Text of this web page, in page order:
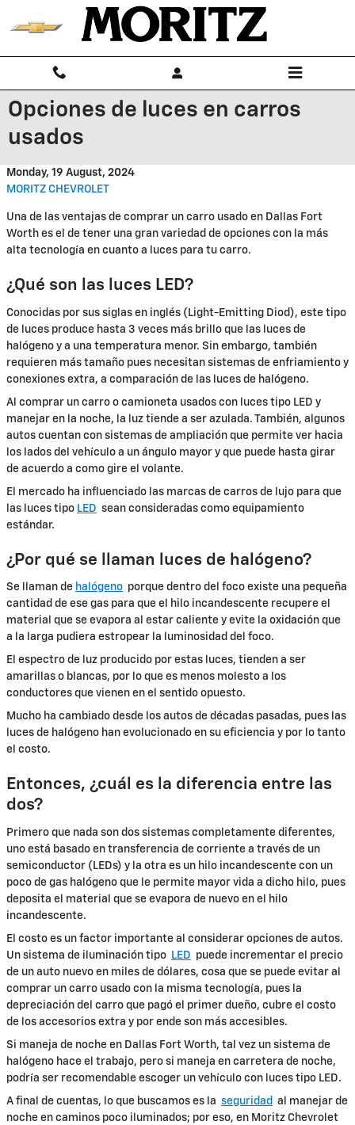
Skip to main content
Opciones de luces en carros
usados
Monday, 19 August, 2024
MORITZ CHEVROLET
Una de las ventajas de comprar un carro usado en Dallas Fort
Worth es el de tener una gran variedad de opciones con la más
alta tecnología en cuanto a luces para tu carro.
¿Qué son las luces LED?
Conocidas por sus siglas en inglés (Light-Emitting Diod), este tipo
de luces produce hasta 3 veces más brillo que las luces de
halógeno y a una temperatura menor. Sin embargo, también
requieren más tamaño pues necesitan sistemas de enfriamiento y
conexiones extra, a comparación de las luces de halógeno.
Al comprar un carro o camioneta usados con luces tipo LED y
manejar en la noche, la luz tiende a ser azulada. También, algunos
autos cuentan con sistemas de ampliación que permite ver hacia
los lados del vehículo a un ángulo mayor y que puede hasta girar
de acuerdo a como gire el volante.
El mercado ha influenciado las marcas de carros de lujo para que
las luces tipo LED sean consideradas como equipamiento
estándar.
¿Por qué se llaman luces de halógeno?
Se llaman de halógeno porque dentro del foco existe una pequeña
cantidad de ese gas para que el hilo incandescente recupere el
material que se evapora al estar caliente y evite la oxidación que
a la larga pudiera estropear la luminosidad del foco.
El espectro de luz producido por estas luces, tienden a ser
amarillas o blancas, por lo que es menos molesto a los
conductores que vienen en el sentido opuesto.
Mucho ha cambiado desde los autos de décadas pasadas, pues las
luces de halógeno han evolucionado en su eficiencia y por lo tanto
el costo.
Entonces, ¿cuál es la diferencia entre las
dos?
Primero que nada son dos sistemas completamente diferentes,
uno está basado en transferencia de corriente a través de un
semiconductor (LEDs) y la otra es un hilo incandescente con un
poco de gas halógeno que le permite mayor vida a dicho hilo, pues
deposita el material que se evapora de nuevo en el hilo
incandescente.
El costo es un factor importante al considerar opciones de autos.
Un sistema de iluminación tipo
LED puede incrementar el precio
de un auto nuevo en miles de dólares, cosa que se puede evitar al
comprar un carro usado con la misma tecnología, pues la
depreciación del carro que pagó el primer dueño, cubre el costo
de los accesorios extra y por ende son más accesibles.
Si maneja de noche en Dallas Fort Worth, tal vez un sistema de
halógeno hace el trabajo, pero si maneja en carretera de noche,
podría ser recomendable escoger un vehículo con luces tipo LED.
A final de cuentas, lo que buscamos es la seguridad al manejar de
noche en caminos poco iluminados; por eso, en Moritz Chevrolet